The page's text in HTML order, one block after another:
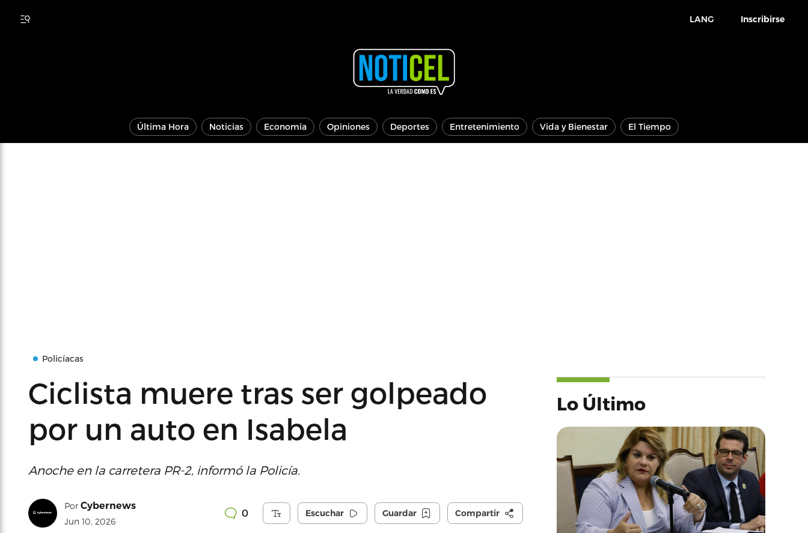
LANG Inscribirse
Última Hora Noticias Economía Opiniones Deportes Entretenimiento Vida y Bienestar El Tiempo
Policíacas
Ciclista muere tras ser golpeado
por un auto en Isabela
Anoche en la carretera PR-2, informó la Policía.
Por Cybernews
Jun 10, 2026
0 Escuchar Guardar Compartir
Lo Último